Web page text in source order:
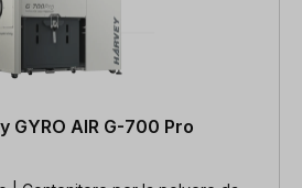
GYRO AIR G-700 Pro